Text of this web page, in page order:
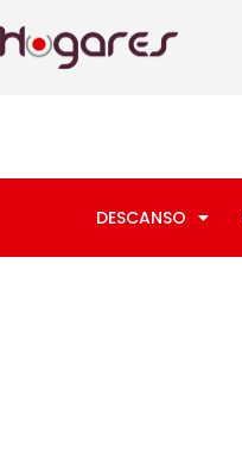
al
DESCANSO